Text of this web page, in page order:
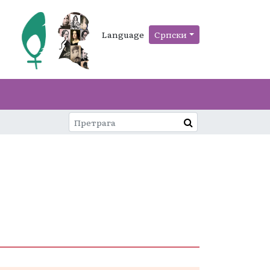
Language Српски